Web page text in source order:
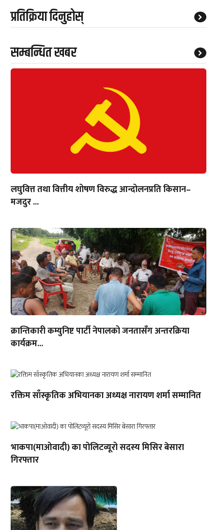
प्रतिक्रिया दिनुहोस्
सम्बन्धित खबर
लघुवित्त तथा वित्तीय शोषण विरुद्ध आन्दोलनप्रति किसान–
मजदुर ...
क्रान्तिकारी कम्युनिष्ट पार्टी नेपालको जनतासँग अन्तरक्रिया
कार्यक्रम...
रक्तिम साँस्कृतिक अभियानका अध्यक्ष नारायण शर्मा सम्मानित
भाकपा(माओवादी) का पोलिटव्यूरो सदस्य मिसिर बेसारा
गिरफ्तार